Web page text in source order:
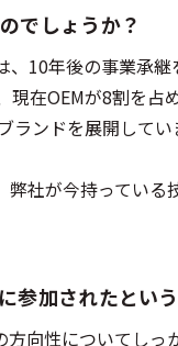
でしょうか？
、10年後の事業承
在OEMが8割を
ランドを展開して
社が今持ってい
参加されたとい
方向性についてし